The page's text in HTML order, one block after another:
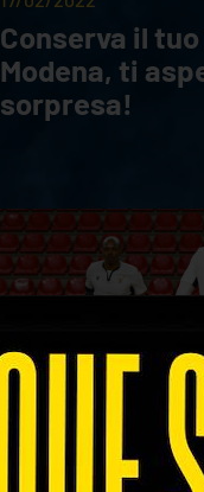
Conserva il
Modena, ti
sorpresa!